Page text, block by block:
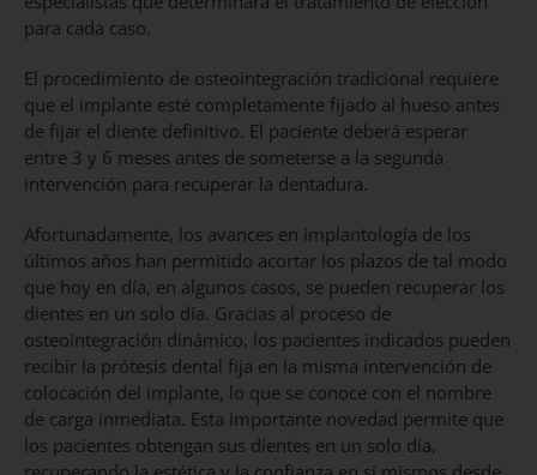
para cada caso.
El procedimiento de osteointegración tradicional requiere
que el implante esté completamente fijado al hueso antes
de fijar el diente definitivo. El paciente deberá esperar
entre 3 y 6 meses antes de someterse a la segunda
intervención para recuperar la dentadura.
Afortunadamente, los avances en implantología de los
últimos años han permitido acortar los plazos de tal modo
que hoy en día, en algunos casos, se pueden recuperar los
dientes en un solo día. Gracias al proceso de
osteointegración dinámico, los pacientes indicados pueden
recibir la prótesis dental fija en la misma intervención de
colocación del implante, lo que se conoce con el nombre
de carga inmediata. Esta importante novedad permite que
los pacientes obtengan sus dientes en un solo día,